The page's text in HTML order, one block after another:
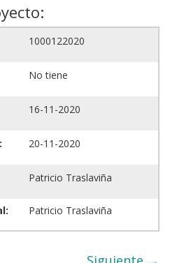
1000122020
No tiene
16-11-2020
20-11-2020
Patricio Traslaviña
Patricio Traslaviña